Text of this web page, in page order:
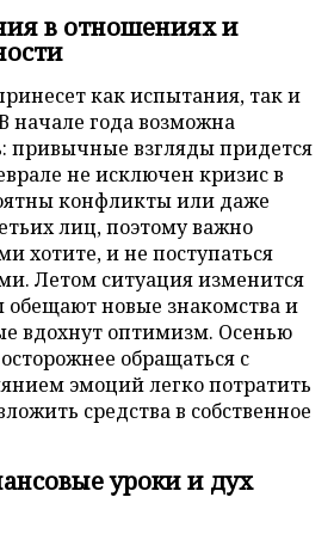
в отношениях и
как испытания, так и
начале года возможна
привычные взгляды придется
не исключен кризис в
конфликты или даже
лиц, поэтому важно
хотите, и не поступаться
Летом ситуация изменится
новые знакомства и
вдохнут оптимизм. Осенью
обращаться с
эмоций легко потратить
средства в собственное
уроки и дух